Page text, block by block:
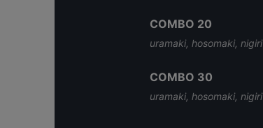
COMBO 20
uramaki, hosomaki, nigiri
COMBO 30
uramaki, hosomaki, nigiri